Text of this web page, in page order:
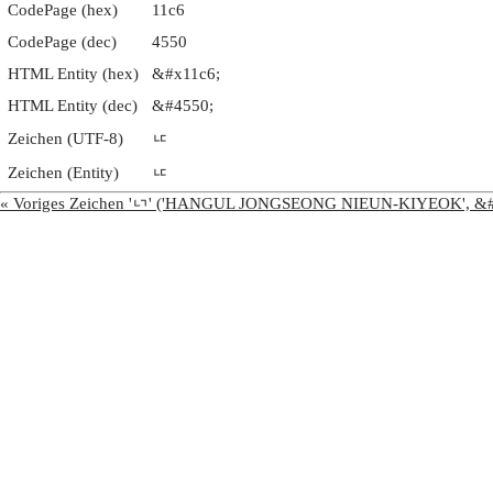
CodePage (hex)
11c6
CodePage (dec)
4550
HTML Entity (hex)
&#x11c6;
HTML Entity (dec)
&#4550;
Zeichen (UTF-8)
ᇆ
Zeichen (Entity)
ᇆ
« Voriges Zeichen 'ᇅ' ('HANGUL JONGSEONG NIEUN-KIYEOK',